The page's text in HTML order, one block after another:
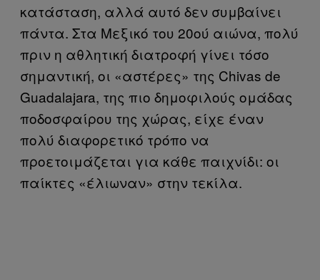
κατάσταση, αλλά αυτό δεν συμβαίνει
πάντα. Στα Μεξικό του 20ού αιώνα, πολύ
πριν η αθλητική διατροφή γίνει τόσο
σημαντική, οι «αστέρες» της Chivas de
Guadalajara, της πιο δημοφιλούς ομάδας
ποδοσφαίρου της χώρας, είχε έναν
πολύ διαφορετικό τρόπο να
προετοιμάζεται για κάθε παιχνίδι: οι
παίκτες «έλιωναν» στην τεκίλα.